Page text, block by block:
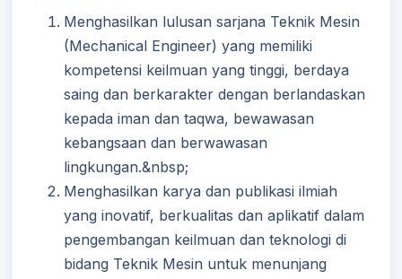
Menghasilkan lulusan sarjana Teknik Mesin
(Mechanical Engineer) yang memiliki
kompetensi keilmuan yang tinggi, berdaya
saing dan berkarakter dengan berlandaskan
kepada iman dan taqwa, bewawasan
kebangsaan dan berwawasan
lingkungan.&nbsp;
Menghasilkan karya dan publikasi ilmiah
yang inovatif, berkualitas dan aplikatif dalam
pengembangan keilmuan dan teknologi di
bidang Teknik Mesin untuk menunjang